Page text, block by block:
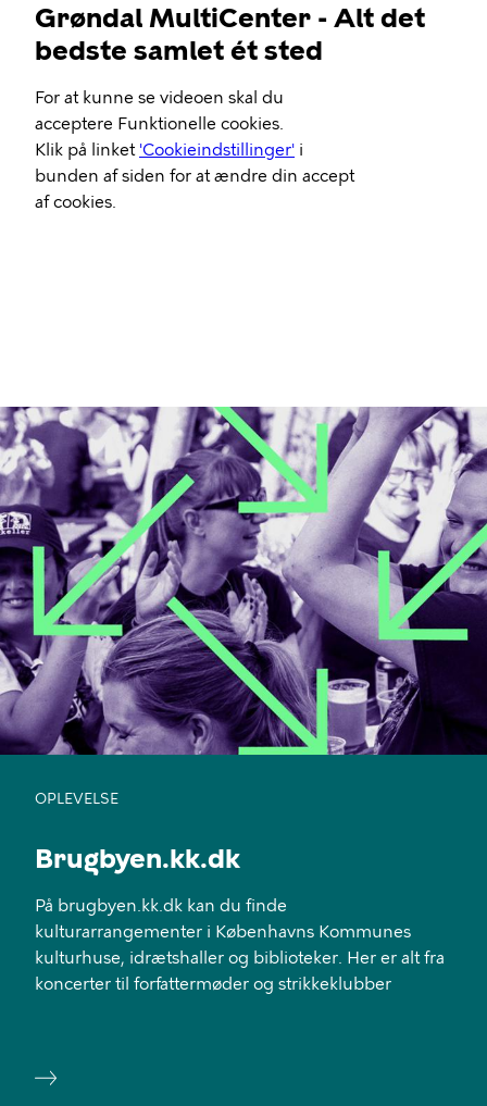
Grøndal MultiCenter - Alt det
bedste samlet ét sted
Video
Url
For at kunne se videoen skal du
acceptere Funktionelle cookies.
Klik på linket 'Cookieindstillinger' i
bunden af siden for at ændre din accept
af cookies.
OPLEVELSE
Brugbyen.kk.dk
På brugbyen.kk.dk kan du finde
kulturarrangementer i Københavns Kommunes
kulturhuse, idrætshaller og biblioteker. Her er alt fra
koncerter til forfattermøder og strikkeklubber